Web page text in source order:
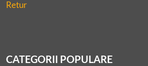
Retur
CATEGORII POPULARE